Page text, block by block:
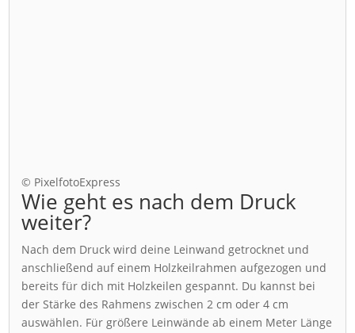
© PixelfotoExpress
Wie geht es nach dem Druck
weiter?
Nach dem Druck wird deine Leinwand getrocknet und
anschließend auf einem Holzkeilrahmen aufgezogen und
bereits für dich mit Holzkeilen gespannt. Du kannst bei
der Stärke des Rahmens zwischen 2 cm oder 4 cm
auswählen. Für größere Leinwände ab einem Meter Länge